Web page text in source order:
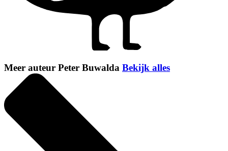
Meer auteur Peter Buwalda Bekijk alles